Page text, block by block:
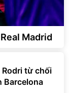
Madrid
từ chối
Barcelona